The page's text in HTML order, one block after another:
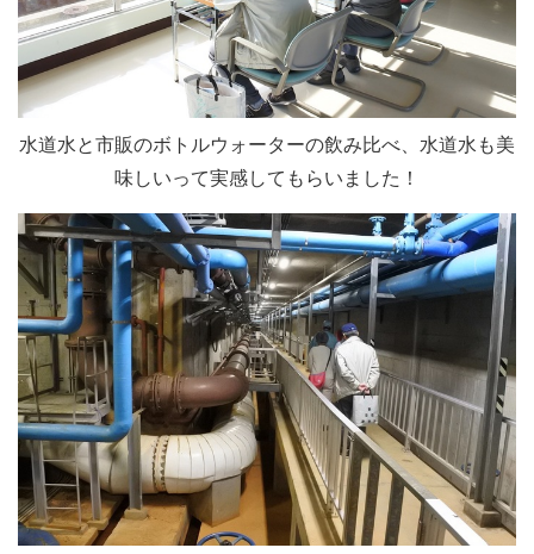
水道水と市販のボトルウォーターの飲み比べ、水道水も美
味しいって実感してもらいました！